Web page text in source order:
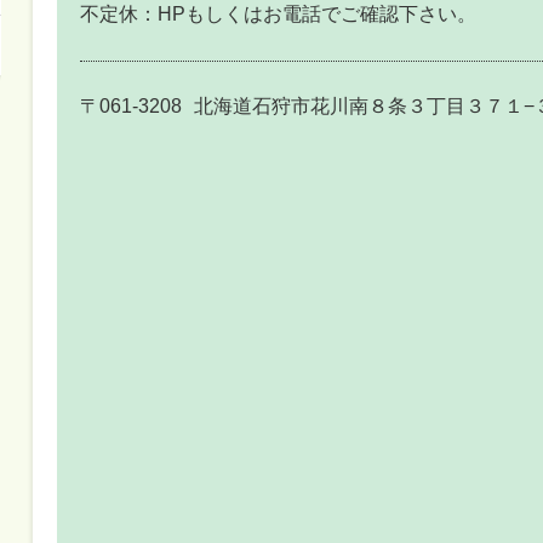
不定休：HPもしくはお電話でご確認下さい。
〒061-3208 北海道石狩市花川南８条３丁目３７１−